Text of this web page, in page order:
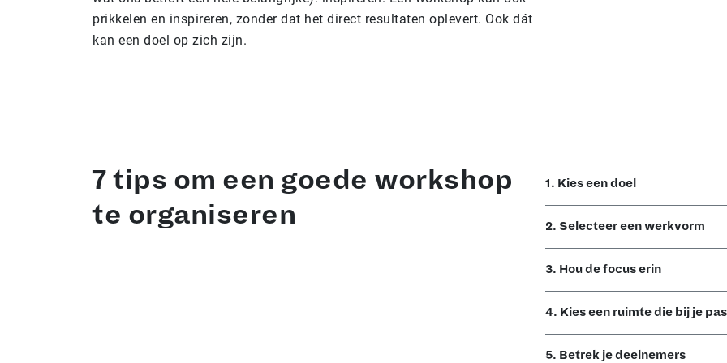
prikkelen en inspireren, zonder dat het direct resultaten oplevert. Ook dát
kan een doel op zich zijn.
7 tips om een goede workshop
te organiseren
1. Kies een doel
2. Selecteer een werkvorm
3. Hou de focus erin
4. Kies een ruimte die bij je
5. Betrek je deelnemers